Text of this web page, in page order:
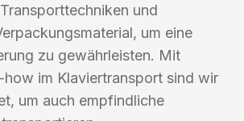
und
um eine
zu gewährleisten. Mit
how im Klaviertransport sind wir
um auch empfindliche